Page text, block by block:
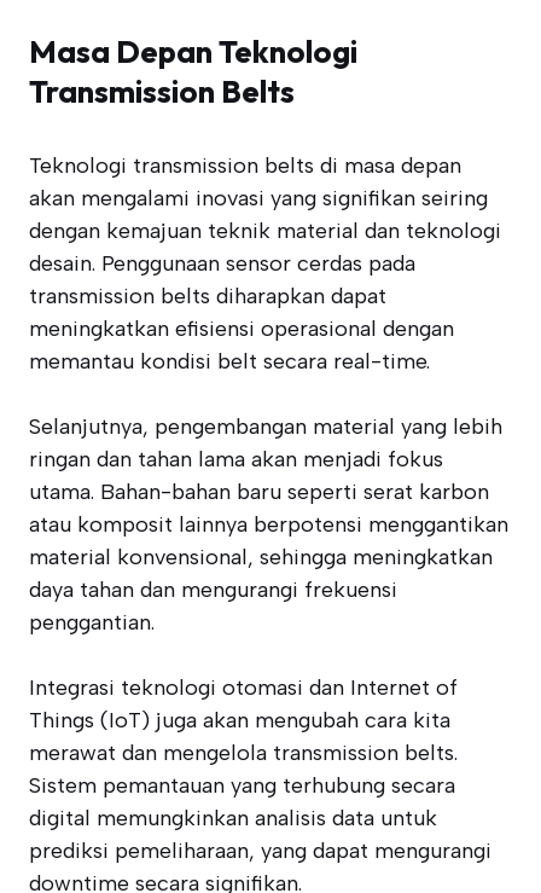
Masa Depan Teknologi
Transmission Belts
Teknologi transmission belts di masa depan
akan mengalami inovasi yang signifikan seiring
dengan kemajuan teknik material dan teknologi
desain. Penggunaan sensor cerdas pada
transmission belts diharapkan dapat
meningkatkan efisiensi operasional dengan
memantau kondisi belt secara real-time.
Selanjutnya, pengembangan material yang lebih
ringan dan tahan lama akan menjadi fokus
utama. Bahan-bahan baru seperti serat karbon
atau komposit lainnya berpotensi menggantikan
material konvensional, sehingga meningkatkan
daya tahan dan mengurangi frekuensi
penggantian.
Integrasi teknologi otomasi dan Internet of
Things (IoT) juga akan mengubah cara kita
merawat dan mengelola transmission belts.
Sistem pemantauan yang terhubung secara
digital memungkinkan analisis data untuk
prediksi pemeliharaan, yang dapat mengurangi
downtime secara signifikan.